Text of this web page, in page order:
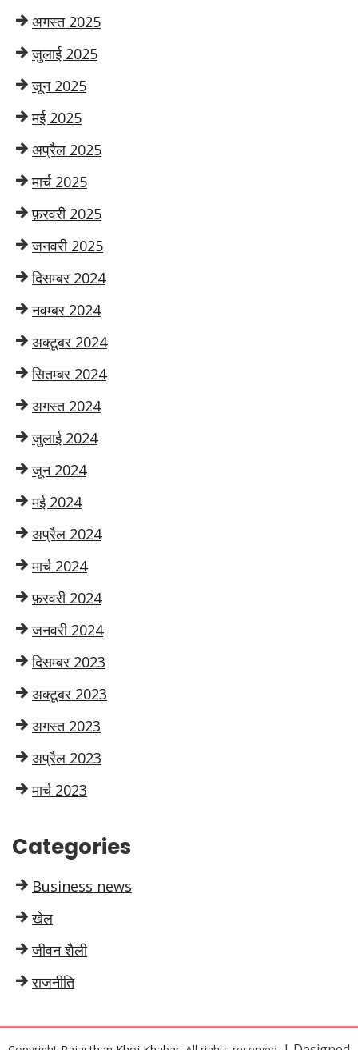
अगस्त 2025
जुलाई 2025
जून 2025
मई 2025
अप्रैल 2025
मार्च 2025
फ़रवरी 2025
जनवरी 2025
दिसम्बर 2024
नवम्बर 2024
अक्टूबर 2024
सितम्बर 2024
अगस्त 2024
जुलाई 2024
जून 2024
मई 2024
अप्रैल 2024
मार्च 2024
फ़रवरी 2024
जनवरी 2024
दिसम्बर 2023
अक्टूबर 2023
अगस्त 2023
अप्रैल 2023
मार्च 2023
Categories
Business news
खेल
जीवन शैली
राजनीति